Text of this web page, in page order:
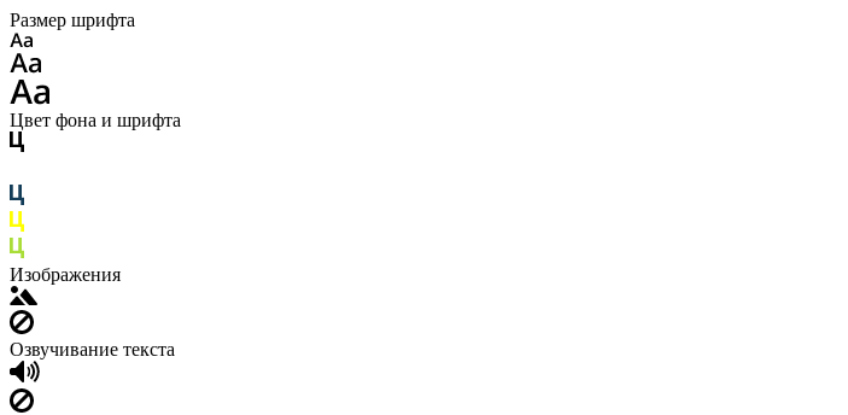
Размер шрифта
Цвет фона и шрифта
Изображения
Озвучивание текста